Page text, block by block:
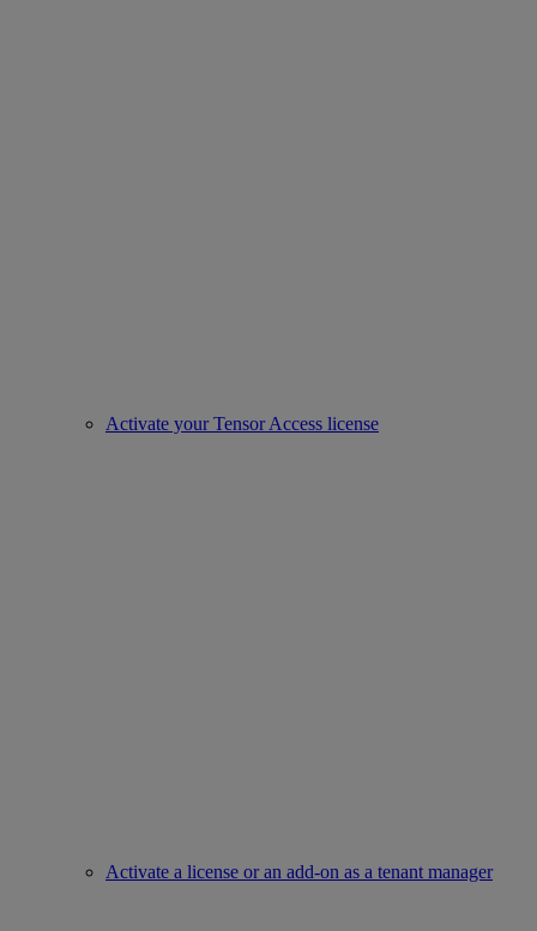
Activate your Tensor Access license
Activate a license or an add-on as a tenant manager